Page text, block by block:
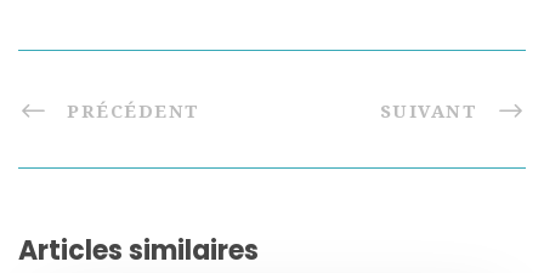
PRÉCÉDENT SUIVANT
Articles similaires